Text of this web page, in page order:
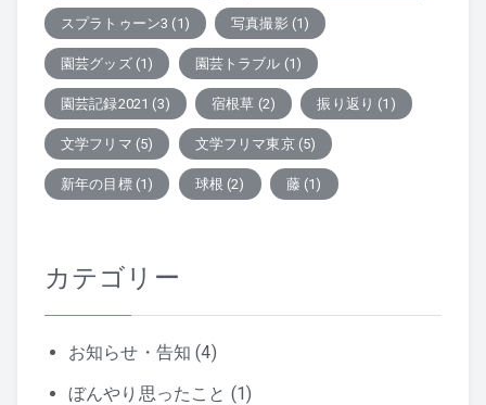
スプラトゥーン3 (1) 写真撮影 (1)
園芸グッズ(1) 園芸トラブル (1)
園芸記録2021 (3) 宿根草 (2) 振り返り (1)
文学フリマ (5) 文学フリマ東京(5)
新年の目標(1) 球根 (2) 藤(1)
カテゴリー
お知らせ・告知 (4)
ぼんやり思ったこと (1)